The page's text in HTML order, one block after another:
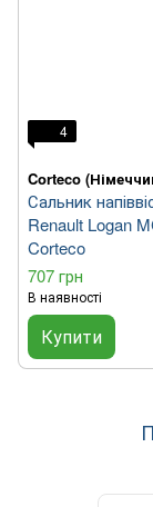
4
Corteco
Сальник
Renault Logan
Corteco
707 грн
В наявності
Купити